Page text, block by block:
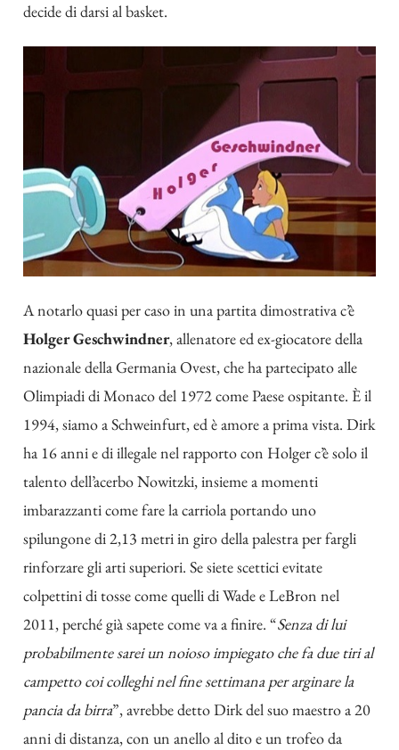
decide di darsi al basket.
A notarlo quasi per caso in una partita dimostrativa c’è
Holger Geschwindner, allenatore ed ex-giocatore della
nazionale della Germania Ovest, che ha partecipato alle
Olimpiadi di Monaco del 1972 come Paese ospitante. È il
1994, siamo a Schweinfurt, ed è amore a prima vista. Dirk
ha 16 anni e di illegale nel rapporto con Holger c’è solo il
talento dell’acerbo Nowitzki, insieme a momenti
imbarazzanti come fare la carriola portando uno
spilungone di 2,13 metri in giro della palestra perfargli
rinforzare gli arti superiori. Se siete scettici evitate
colpettini di tosse come quelli di Wade e LeBron nel
2011, perché già sapete come va a finire. “Senza di lui
probabilmente sarei un noioso impiegato che fa due tiri al
campetto coi colleghi nel fine settimana per arginare la
pancia da birra”, avrebbe detto Dirk del suo maestro a 20
anni di distanza, con un anello al dito e un trofeo da